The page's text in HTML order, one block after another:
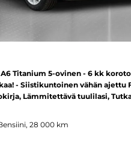
A6 Titanium 5-ovinen - 6 kk
- Siistikuntoinen vähän ajettu
Lämmitettävä tuulilasi,
28 000 km